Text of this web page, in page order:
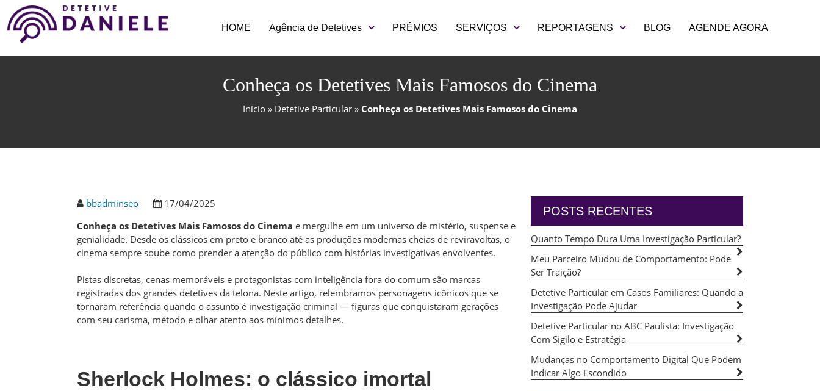
HOME Agência de Detetives PRÊMIOS SERVIÇOS REPORTAGENS BLOG AGENDE AGORA
Conheça os Detetives Mais Famosos do Cinema
Início » Detetive Particular » Conheça os Detetives Mais Famosos do Cinema
bbadminseo
17/04/2025
Conheça os Detetives Mais Famosos do Cinema e mergulhe em um universo de mistério, suspense e
genialidade. Desde os clássicos em preto e branco até as produções modernas cheias de reviravoltas, o
cinema sempre soube como prender a atenção do público com histórias investigativas envolventes.
Pistas discretas, cenas memoráveis e protagonistas com inteligência fora do comum são marcas
registradas dos grandes detetives da telona. Neste artigo, relembramos personagens icônicos que se
tornaram referência quando o assunto é investigação criminal — figuras que conquistaram gerações
com seu carisma, método e olhar atento aos mínimos detalhes.
Sherlock Holmes: o clássico imortal
POSTS RECENTES
Quanto Tempo Dura Uma Investigação Particular?
Meu Parceiro Mudou de Comportamento: Pode
Ser Traição?
Detetive Particular em Casos Familiares: Quando a
Investigação Pode Ajudar
Detetive Particular no ABC Paulista: Investigação
Com Sigilo e Estratégia
Mudanças no Comportamento Digital Que Podem
Indicar Algo Escondido